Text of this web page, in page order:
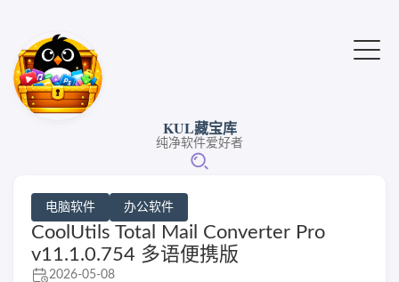
KUL藏宝库
纯净软件爱好者
电脑软件 办公软件
CoolUtils Total Mail Converter Pro
v11.1.0.754 多语便携版
2026-05-08